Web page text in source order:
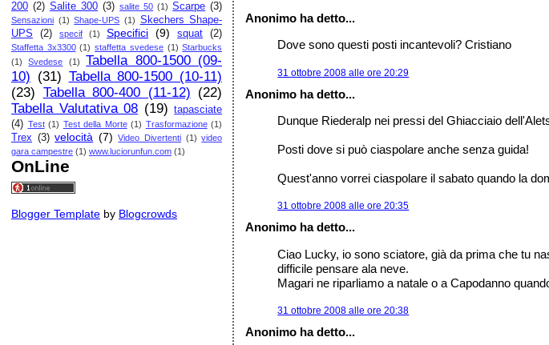
200 (2) Salite 300 (3) salite 50 (1) Scarpe (3)
Sensazioni (1) Shape-UPS (1) Skechers Shape-
UPS
(2) specif (1) Specifici (9) squat (2)
Staffetta 3x3300 (1) staffetta svedese (1) Starbucks
(1)
Svedese (1)
Tabella 800-1500 (09-
10) (31) Tabella 800-1500 (10-11)
(23) Tabella 800-400 (11-12) (22)
Tabella Valutativa 08 (19) tapasciate
(4) Test (1) Test della Morte (1) Trasformazione (1)
Trex (3) velocità (7) Video Divertenti (1) video
gara campestre (1) www.luciorunfun.com (1)
OnLine
Blogger Template by Blogcrowds
Anonimo ha detto...
Dove sono questi posti incantevoli? Cristiano
31 ottobre 2008 alle ore 20:29
Anonimo ha detto...
Dunque Riederalp nei pressi del Ghiacciaio
Posti dove si può ciaspolare anche senza guida!
Quest'anno vorrei ciaspolare il sabato quando la
31 ottobre 2008 alle ore 20:35
Anonimo ha detto...
Ciao Lucky, io sono sciatore, già da prima che tu
difficile pensare ala neve.
Magari ne riparliamo a natale o a Capodanno
31 ottobre 2008 alle ore 20:38
Anonimo ha detto...